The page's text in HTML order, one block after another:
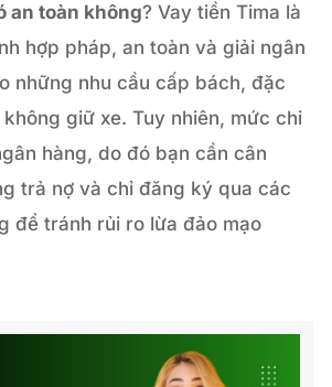
an toàn không? Vay tiền Tima là
hợp pháp, an toàn và giải ngân
những nhu cầu cấp bách, đặc
giữ xe. Tuy nhiên, mức chi
hàng, do đó bạn cần cân
trả nợ và chỉ đăng ký qua các
để tránh rủi ro lừa đảo mạo